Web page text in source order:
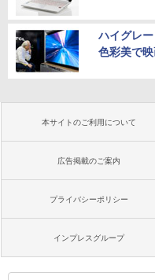
ハイグレ
色彩美で
本サイトのご利用について
広告掲載のご案内
プライバシーポリシー
インプレスグループ